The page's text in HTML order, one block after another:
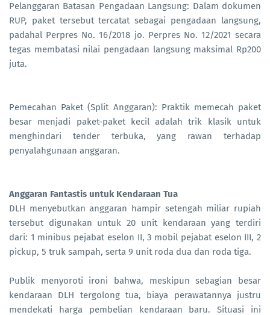
Pelanggaran Batasan Pengadaan Langsung: Dalam dokumen
RUP, paket tersebut tercatat sebagai pengadaan langsung,
padahal Perpres No. 16/2018 jo. Perpres No. 12/2021 secara
tegas membatasi nilai pengadaan langsung maksimal Rp200
juta.
Pemecahan Paket (Split Anggaran): Praktik memecah paket
besar menjadi paket-paket kecil adalah trik klasik untuk
menghindari tender terbuka, yang rawan terhadap
penyalahgunaan anggaran.
Anggaran Fantastis untuk Kendaraan Tua
DLH menyebutkan anggaran hampir setengah miliar rupiah
tersebut digunakan untuk 20 unit kendaraan yang terdiri
dari: 1 minibus pejabat eselon II, 3 mobil pejabat eselon III, 2
pickup, 5 truk sampah, serta 9 unit roda dua dan roda tiga.
Publik menyoroti ironi bahwa, meskipun sebagian besar
kendaraan DLH tergolong tua, biaya perawatannya justru
mendekati harga pembelian kendaraan baru. Situasi ini